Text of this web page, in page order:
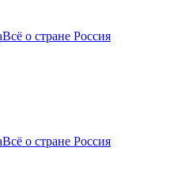
Всё о стране Россия
Всё о стране Россия